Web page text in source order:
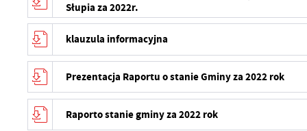
Słupia za 2022r.
klauzula informacyjna
Prezentacja Raportu o stanie Gminy za 2022 rok
Raporto stanie gminy za 2022 rok